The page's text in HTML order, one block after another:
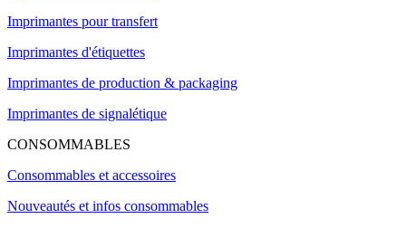
Imprimantes pour transfert
Imprimantes d'étiquettes
Imprimantes de production & packaging
Imprimantes de signalétique
CONSOMMABLES
Consommables et accessoires
Nouveautés et infos consommables